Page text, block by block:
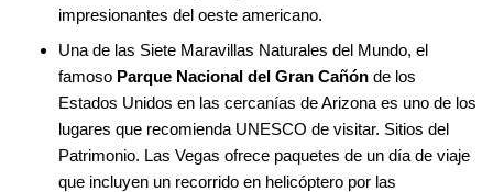
impresionantes del oeste americano.
Una de las Siete Maravillas Naturales del Mundo, el
famoso Parque Nacional del Gran Cañónde los
Estados Unidos en las cercanías de Arizona es uno de los
lugares que recomienda UNESCO de visitar. Sitios del
Patrimonio. Las Vegas ofrece paquetes de un día de viaje
que incluyen un recorrido en helicóptero por las